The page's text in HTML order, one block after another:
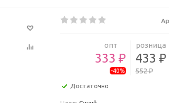
опт
333 ₽
-40%
розница
433 ₽
552 ₽
Достаточно